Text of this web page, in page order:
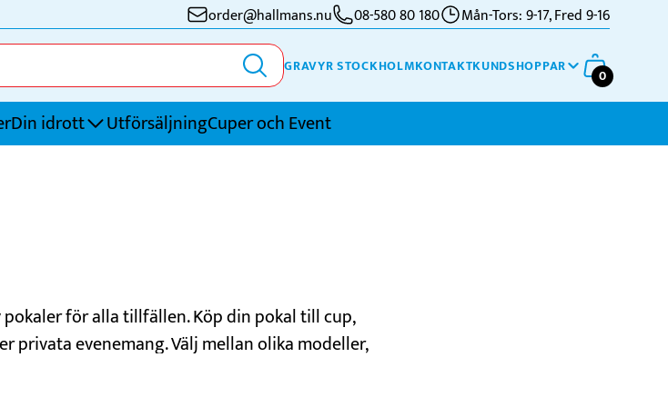
order@hallmans.nu 08-580 80 180 Mån-Tors: 9-17, Fred 9-16
GRAVYR STOCKHOLMKONTAKTKUNDSHOPPAR 0
Din idrott
Tennis
Övriga Sporter
UtförsäljningCuper och Event
för alla tillfällen. Köp din pokal till cup,
privata evenemang. Välj mellan olika modeller,
med logotyp, text eller personlig